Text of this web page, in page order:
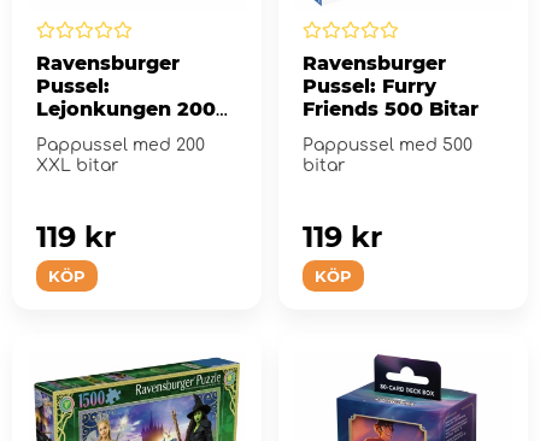
Ravensburger
Pussel:
Lejonkungen 200
XXL Bitar
Pappussel med 200
XXL bitar
KÖP
119 kr
Ravensburger
Pussel: Furry
Friends 500 Bitar
Pappussel med 500
bitar
KÖP
119 kr